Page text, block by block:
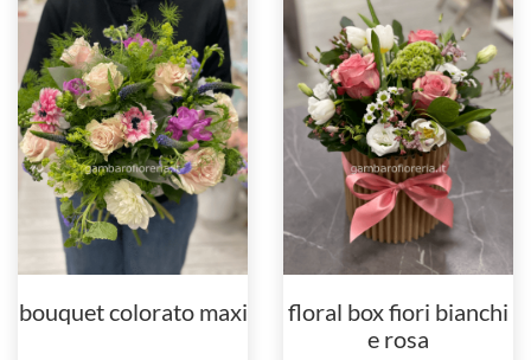
bouquet colorato maxi
floral box fiori bianchi
e rosa